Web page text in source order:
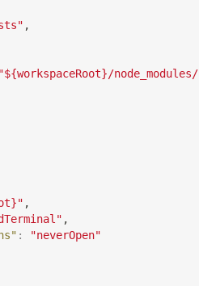
,
"${workspaceRoot}/
,
,
:
"neverOpen"